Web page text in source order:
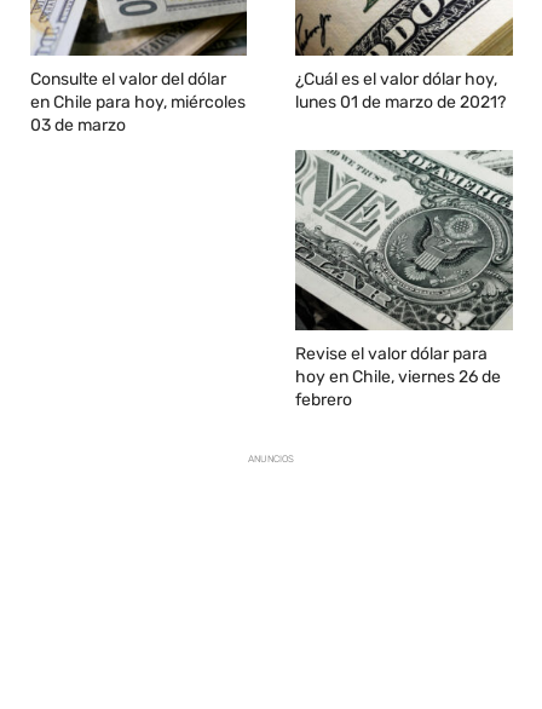
Consulte el valor del dólar
en Chile para hoy, miércoles
03 de marzo
¿Cuál es el valor dólar hoy,
lunes 01 de marzo de 2021?
Revise el valor dólar para
hoy en Chile, viernes 26 de
febrero
ANUNCIOS